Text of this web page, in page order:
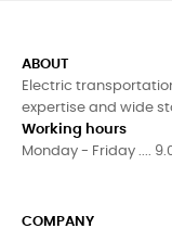
ABOUT
Electric
expertise and wide
Working hours
Monday - Friday ....
COMPANY